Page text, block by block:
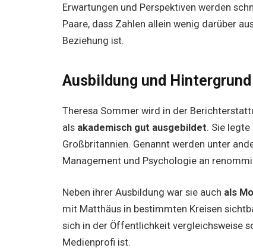
Erwartungen und Perspektiven werden
Paare, dass Zahlen allein wenig darüber
Beziehung ist.
Ausbildung und
Theresa Sommer wird in der
als akademisch gut ausgebildet. Sie
Großbritannien. Genannt werden unter
Management und Psychologie an
Neben ihrer Ausbildung war sie auch als
mit Matthäus in bestimmten Kreisen
sich in der Öffentlichkeit vergleichsweise
Medienprofi ist.